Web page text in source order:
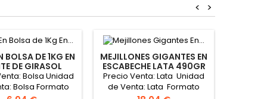
>
<
BOLSA DE 1KG EN
DE GIRASOL
"DORNA"Bolsa Unidad
Bolsa Formato
MEJILLONES GIGANTES EN
ESCABECHE LATA 490GR
15 A 20 PIEZAS"LA HOYA"
Precio Venta: Lata Unidad
de Venta: Lata Formato